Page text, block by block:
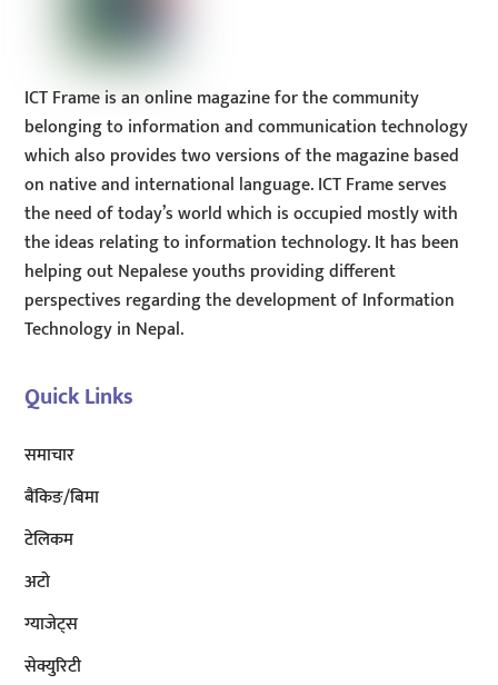
ICT Frame is an online magazine for the community
belonging to information and communication technology
which also provides two versions of the magazine based
on native and international language. ICT Frame serves
the need of today’s world which is occupied mostly with
the ideas relating to information technology. It has been
helping out Nepalese youths providing different
perspectives regarding the development of Information
Technology in Nepal.
Quick Links
समाचार
बैंकिङ/बिमा
टेलिकम
अटाे
ग्याजेट्स
सेक्युरिटी